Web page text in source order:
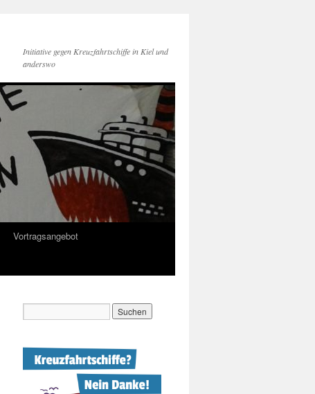
Initiative gegen Kreuzfahrtschiffe in Kiel und
anderswo
Vortragsangebot